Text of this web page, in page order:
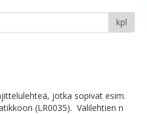
kpl
jotka sopivat esim.
(LR0035). Välilehtien n